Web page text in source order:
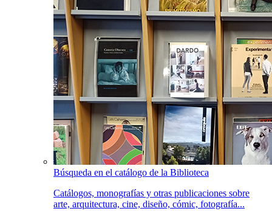
Búsqueda en el catálogo de la Biblioteca
Catálogos, monografías y otras publicaciones sobre
arte, arquitectura, cine, diseño, cómic, fotografía...